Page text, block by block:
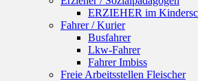
ERZIEHER im
Fahrer / Kurier
Busfahrer
Lkw-Fahrer
Fahrer Imbiss
Freie Arbeitsstellen Fleischer